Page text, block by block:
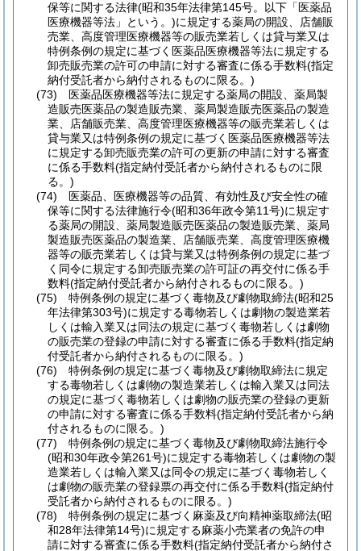
保等に関する法律(昭和35年法律第145号。以下「医薬品
医療機器等法」という。)に規定する薬局の開設、店舗販
売業、高度管理医療機器等の販売業若しくは貸与業又は
特例条例の規定に基づく医薬品医療機器等法に規定する
卸売販売業の許可の申請に対する審査に係る手数料(指定
納付受託者から納付されるものに限る。)
(73)
医薬品医療機器等法に規定する薬局の開設、薬局製
造販売医薬品の製造販売業、薬局製造販売医薬品の製造
業、店舗販売業、高度管理医療機器等の販売業若しくは
貸与業又は特例条例の規定に基づく医薬品医療機器等法
に規定する卸売販売業の許可の更新の申請に対する審査
に係る手数料(指定納付受託者から納付されるものに限
る。)
(74)
医薬品、医療機器等の品質、有効性及び安全性の確
保等に関する法律施行令(昭和36年政令第11号)に規定す
る薬局の開設、薬局製造販売医薬品の製造販売業、薬局
製造販売医薬品の製造業、店舗販売業、高度管理医療機
器等の販売業若しくは貸与業又は特例条例の規定に基づ
く同令に規定する卸売販売業の許可証の再交付に係る手
数料(指定納付受託者から納付されるものに限る。)
(75)
特例条例の規定に基づく毒物及び劇物取締法(昭和25
年法律第303号)に規定する毒物若しくは劇物の製造業若
しくは輸入業又は同法の規定に基づく毒物若しくは劇物
の販売業の登録の申請に対する審査に係る手数料(指定納
付受託者から納付されるものに限る。)
(76)
特例条例の規定に基づく毒物及び劇物取締法に規定
する毒物若しくは劇物の製造業若しくは輸入業又は同法
の規定に基づく毒物若しくは劇物の販売業の登録の更新
の申請に対する審査に係る手数料(指定納付受託者から納
付されるものに限る。)
(77)
特例条例の規定に基づく毒物及び劇物取締法施行令
(昭和30年政令第261号)に規定する毒物若しくは劇物の製
造業若しくは輸入業又は同令の規定に基づく毒物若しく
は劇物の販売業の登録票の再交付に係る手数料(指定納付
受託者から納付されるものに限る。)
(78)
特例条例の規定に基づく麻薬及び向精神薬取締法(昭
和28年法律第14号)に規定する麻薬小売業者の免許の申
請に対する審査に係る手数料(指定納付受託者から納付さ